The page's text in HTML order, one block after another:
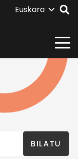
Euskara
BILATU